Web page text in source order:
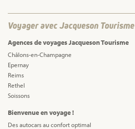
Voyager avec Jacqueson Tourisme
Agences de voyages Jacqueson Tourisme
Châlons-en-Champagne
Epernay
Reims
Rethel
Soissons
Bienvenue en voyage !
Des autocars au confort optimal